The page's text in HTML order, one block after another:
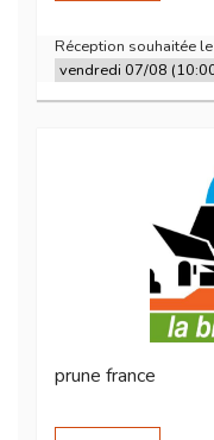
Réception souhaitée le
prune france